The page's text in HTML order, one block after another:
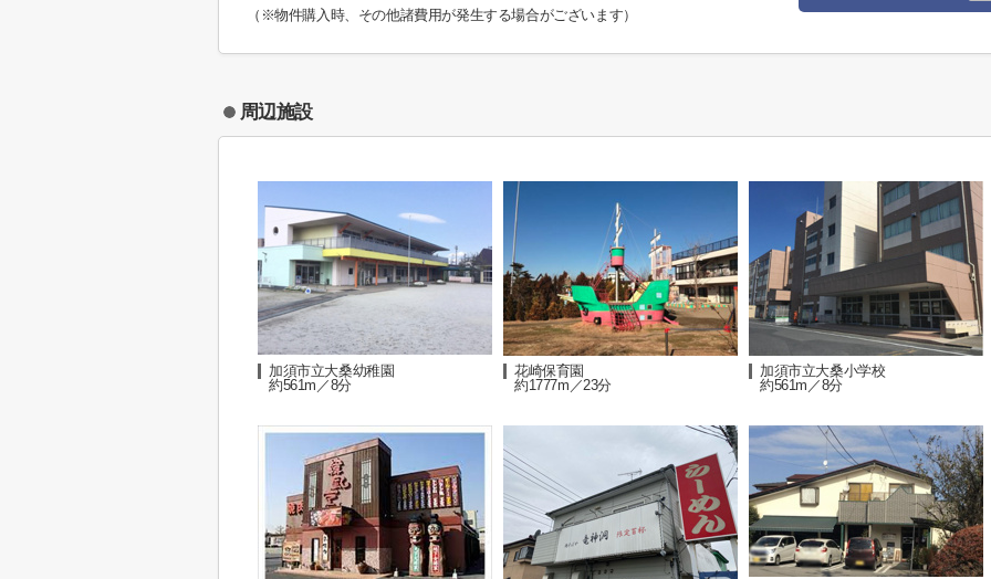
（※物件購入時、その他諸費用が発生する場合がございます）
周辺施設
加須市立大桑幼稚園
約561m／8分
花崎保育園
約1777m／23分
加須市立大桑小学校
約561m／8分